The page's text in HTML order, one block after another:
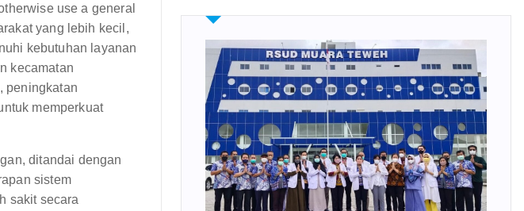
use a general
yang lebih kecil,
kebutuhan layanan
kecamatan
peningkatan
memperkuat
ditandai dengan
sistem
sakit secara